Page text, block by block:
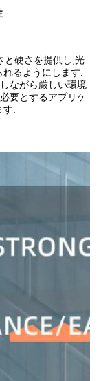
と硬さを提供し,光
るようにします.
ながら厳しい環境
要とするアプリケ
.